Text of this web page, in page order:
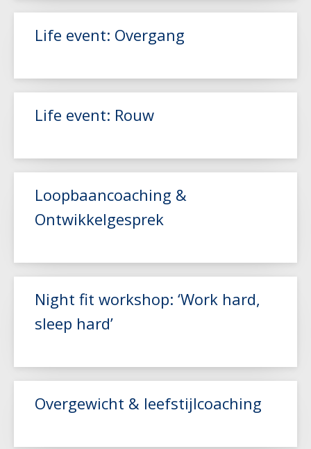
Lees meer
Life event: Overgang
Life event: Rouw
Loopbaancoaching &
Ontwikkelgesprek
Lees meer
Night fit workshop: ‘Work hard,
sleep hard’
Overgewicht & leefstijlcoaching